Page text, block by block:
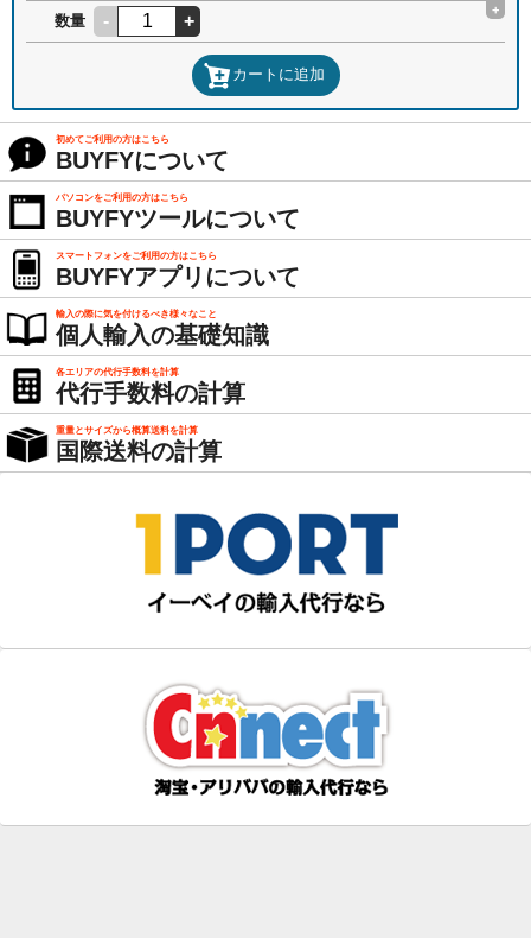
数量 - +
+
カートに追加
初めてご利用の方はこちら
BUYFYについて
パソコンをご利用の方はこちら
BUYFYツールについて
スマートフォンをご利用の方はこちら
BUYFYアプリについて
輸入の際に気を付けるべき様々なこと
個人輸入の基礎知識
各エリアの代行手数料を計算
代行手数料の計算
重量とサイズから概算送料を計算
国際送料の計算